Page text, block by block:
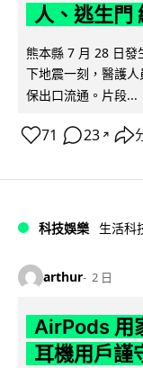
人、逃生門
熊本縣 7 月 28 日發
下地震一刻，醫護
保出口流通。片段...
71 23 ↗
科技娛樂 生活科
arthur 2 日
AirPods 用
耳機用戶